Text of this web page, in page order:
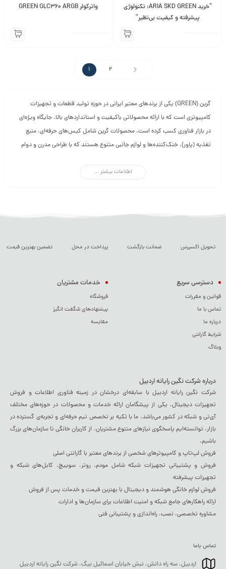
“خرید ARIA SKD GREEN: تکنولوژی
پیشرفته و کیفیت بی‌نظیر”
واترکولر GREEN GLC360 ARGB
1 2
گرین (GREEN) یکی از برندهای معتبر ایرانی در حوزه تولید قطعات و تجهیزات
کامپیوتری است که با ارائه محصولاتی باکیفیت و استانداردهای بالا، جایگاه ویژه‌ای
در بازار فناوری کسب کرده است. محصولات گرین شامل کیس‌های حرفه‌ای، منبع
تغذیه (پاور)، خنک‌کننده‌ها و لوازم جانبی متنوع هستند که با طراحی مدرن و دوام
قابل‌اعتماد و مقرون‌به‌صرفه هستید، گرین انتخابی مناسب خواهد بود.
اطلاعات بیشتر ...
تحویل اکسپرس ضمانت بازگشت پرداخت در محل تضمین بهترین قیمت
دسترسی سریع
قوانین و مقررات
تماس با ما
درباره ما
شرایط گارانتی
وبلاگ
خدمات مشتریان
فروشگاه
پیشنهادهای شگفت انگیز
مقایسه
درباره شرکت نگین رایانه اردبیل
شرکت نگین رایانه اردبیل با سابقه‌ای درخشان در زمینه فناوری اطلاعات و فروش
تجهیزات دیجیتال، یکی از پیشگامان ارائه خدمات و محصولات در حوزه‌های مختلف
آی‌تی و شبکه در کشور می‌باشد. ما با تکیه بر تخصص تیم حرفه‌ای و تجربه‌ی گسترده در
بازار، توانسته‌ایم پاسخگوی نیازهای متنوع مشتریان، از کاربران خانگی تا سازمان‌های بزرگ
باشیم.
فروش لپ‌تاپ و کامپیوترهای شخصی از برندهای معتبر با گارانتی اصلی
فروش و پشتیبانی تجهیزات شبکه شامل مودم، روتر، سوییچ، کابل‌های شبکه و
تجهیزات پیشرفته
فروش لوازم خانگی هوشمند و دیجیتال با بهترین قیمت و خدمات پس از فروش
ارائه راهکارهای جامع شبکه و امنیت اطلاعات برای سازمان‌ها و ادارات
مشاوره تخصصی، نصب، راه‌اندازی و پشتیبانی فنی
تماس باما
اردبیل، سه راه دانش، نبش خیابان اسمائیل بیگ، شرکت نگین رایانه اردبیل